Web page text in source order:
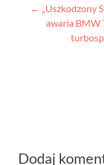
wpisu
← „Uszkodzony
awaria BMW
Dodaj